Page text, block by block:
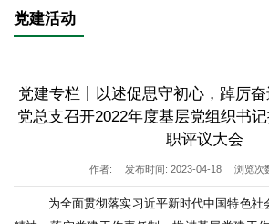
党建活动
党建专栏丨以述促思守初心，踔厉
党总支召开2022年度基层党组织书
职评议大会
作者: 发布时间: 2023-04-18 浏览次
为全面贯彻落实习近平新时代中国特色社